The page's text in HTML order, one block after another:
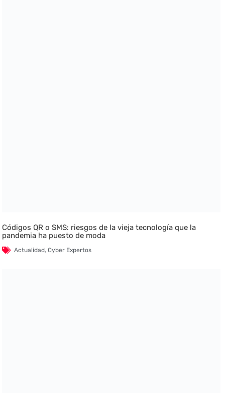
Códigos QR o SMS: riesgos de la vieja tecnología que la
pandemia ha puesto de moda
Actualidad,Cyber Expertos